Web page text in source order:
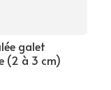
galet
(2 à 3 cm)